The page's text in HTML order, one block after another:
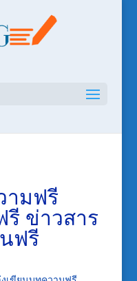
ามฟรี
ข่าวสาร
ฟรี